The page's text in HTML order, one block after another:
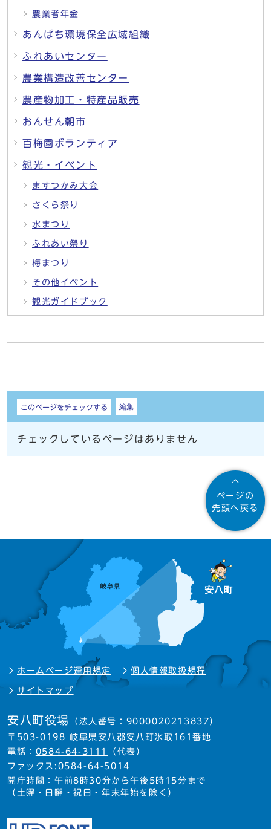
農業者年金
あんぱち環境保全広域組織
ふれあいセンター
農業構造改善センター
農産物加工・特産品販売
おんせん朝市
百梅園ボランティア
観光・イベント
ますつかみ大会
さくら祭り
水まつり
ふれあい祭り
梅まつり
その他イベント
観光ガイドブック
しおり
このページをチェックする 編集
チェックしているページはありません
ページの
先頭へ戻る
ホームページ運用規定 個人情報取扱規程
サイトマップ
安八町役場 （法人番号：9000020213837）
〒503-0198 岐阜県安八郡安八町氷取161番地
電話： 0584-64-3111
（代表）
ファックス:0584-64-5014
開庁時間：午前8時30分から午後5時15分まで
（土曜・日曜・祝日・年末年始を除く）